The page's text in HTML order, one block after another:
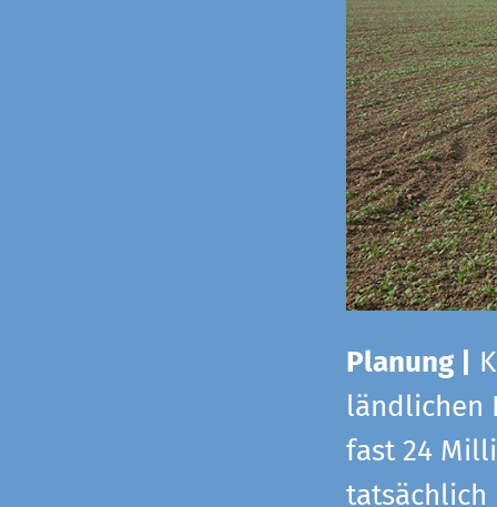
Planung |
ländlichen
fast 24
tatsächlich